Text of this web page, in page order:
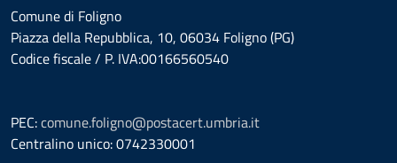
Comune di Foligno
Piazza della Repubblica, 10, 06034 Foligno (PG)
Codice fiscale / P. IVA:00166560540
PEC:comune.foligno@postacert.umbria.it
Centralino unico: 0742330001